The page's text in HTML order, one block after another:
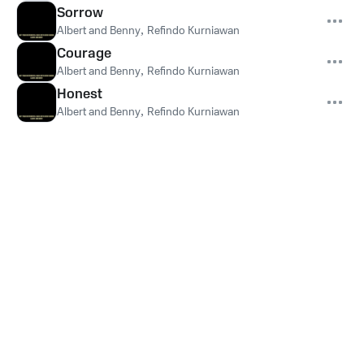
Sorrow
Albert and Benny, Refindo Kurniawan
Courage
Albert and Benny, Refindo Kurniawan
Honest
Albert and Benny, Refindo Kurniawan